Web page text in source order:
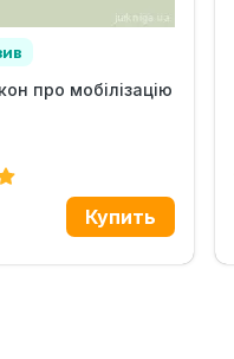
про мобілізацію